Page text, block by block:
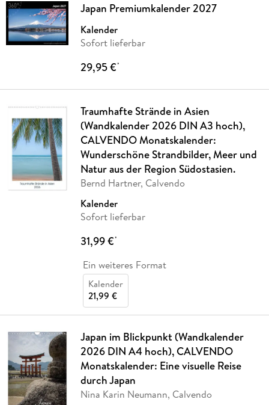
Japan Premiumkalender 2027
Kalender
Sofort lieferbar
29,95 €*
Traumhafte Strände in Asien
(Wandkalender 2026 DIN A3 hoch),
CALVENDO Monatskalender:
Wunderschöne Strandbilder, Meer und
Natur aus der Region Südostasien.
Bernd Hartner, Calvendo
Kalender
Sofort lieferbar
31,99 €*
Ein weiteres Format
Kalender
21,99 €
Japan im Blickpunkt (Wandkalender
2026 DIN A4 hoch), CALVENDO
Monatskalender: Eine visuelle Reise
durch Japan
Nina Karin Neumann, Calvendo